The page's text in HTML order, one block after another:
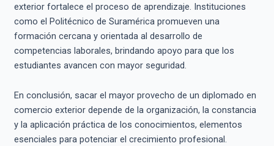
exterior fortalece el proceso de aprendizaje. Instituciones
como el Politécnico de Suramérica promueven una
formación cercana y orientada al desarrollo de
competencias laborales, brindando apoyo para que los
estudiantes avancen con mayor seguridad.
En conclusión, sacar el mayor provecho de un diplomado en
comercio exterior depende de la organización, la constancia
y la aplicación práctica de los conocimientos, elementos
esenciales para potenciar el crecimiento profesional.